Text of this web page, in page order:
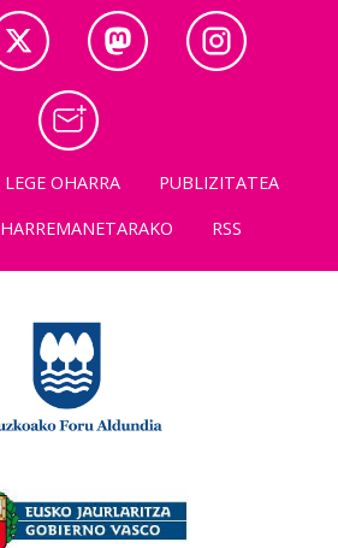
LEGE OHARRA
PUBLIZITATEA
HARREMANETARAKO RSS